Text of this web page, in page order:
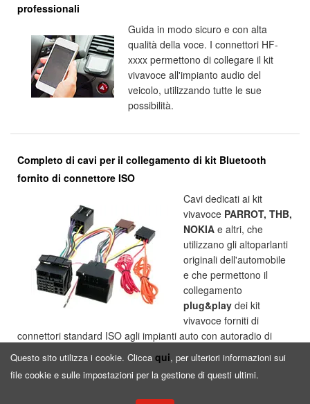
professionali
Guida in modo sicuro e con alta
qualità della voce. I connettori HF-
xxxx permettono di collegare il kit
vivavoce all'impianto audio del
veicolo, utilizzando tutte le sue
possibilità.
Completo di cavi per il collegamento di kit Bluetooth
fornito di connettore ISO
Cavi dedicati ai kit
vivavoce PARROT, THB,
NOKIA e altri, che
utilizzano gli altoparlanti
originali dell'automobile
e che permettono il
collegamento
plug&play dei kit
vivavoce forniti di
connettori standard ISO agli impianti auto con autoradio di
Questo sito utilizza i cookie. Clicca qui, per ulteriori informazioni sui
file cookie e sulle impostazioni per la gestione di questi ultimi.